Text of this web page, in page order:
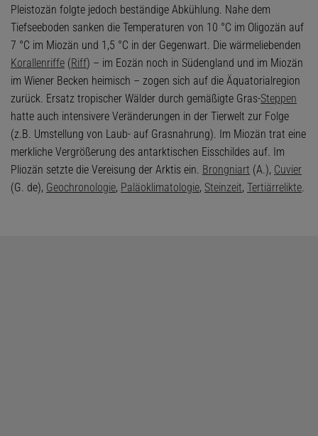
Pleistozän folgte jedoch beständige Abkühlung. Nahe dem
Tiefseeboden sanken die Temperaturen von 10 °C im Oligozän auf
7 °C im Miozän und 1,5 °C in der Gegenwart. Die wärmeliebenden
Korallenriffe (Riff) – im Eozän noch in Südengland und im Miozän
im Wiener Becken heimisch – zogen sich auf die Äquatorialregion
zurück. Ersatz tropischer Wälder durch gemäßigte Gras-Steppen
hatte auch intensivere Veränderungen in der Tierwelt zur Folge
(z.B. Umstellung von Laub- auf Grasnahrung). Im Miozän trat eine
merkliche Vergrößerung des antarktischen Eisschildes auf. Im
Pliozän setzte die Vereisung der Arktis ein. Brongniart (A.), Cuvier
(G. de), Geochronologie, Paläoklimatologie, Steinzeit, Tertiärrelikte.